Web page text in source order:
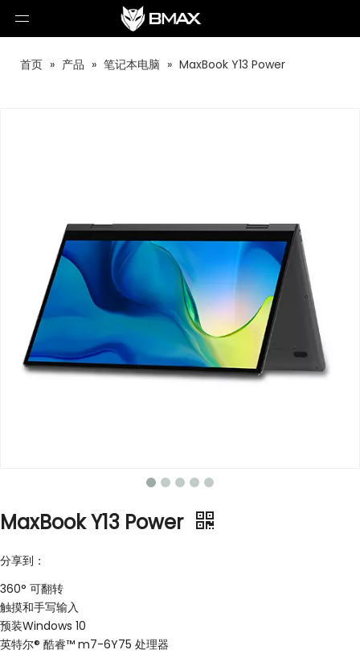
首页 » 产品 » 笔记本电脑 » MaxBook Y13 Power
MaxBook Y13 Power
分享到：
360° 可翻转
触摸和手写输入
预装Windows 10
英特尔® 酷睿™ m7-6Y75 处理器